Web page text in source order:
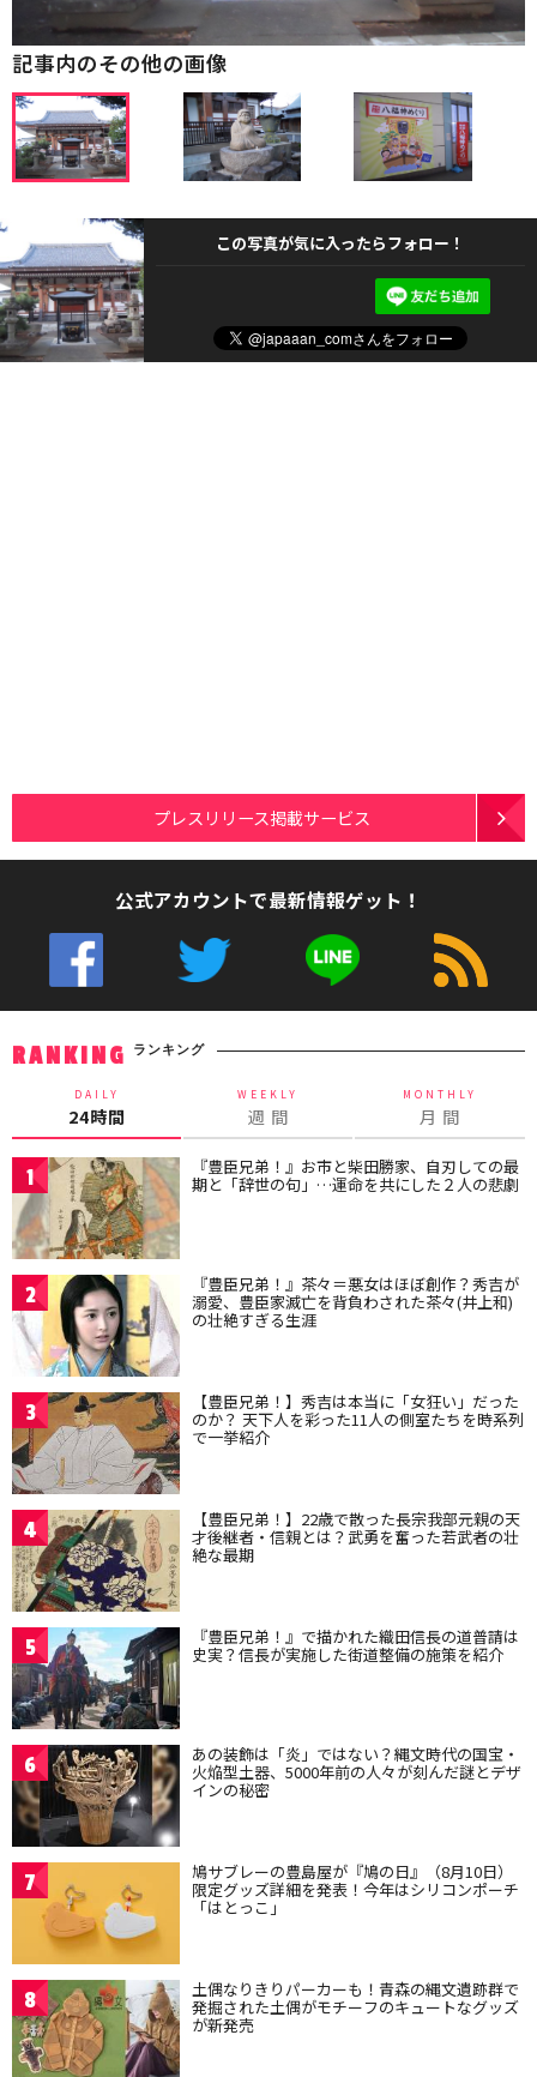
記事内のその他の画像
この写真が気に入ったらフォロー！
プレスリリース掲載サービス
公式アカウントで最新情報ゲット！
RANKING ランキング
DAILY
24時間
WEEKLY
週 間
MONTHLY
月 間
1 『豊臣兄弟！』お市と柴田勝家、自刃しての最
期と「辞世の句」…運命を共にした２人の悲劇
2 『豊臣兄弟！』茶々＝悪女はほぼ創作？秀吉が
溺愛、豊臣家滅亡を背負わされた茶々(井上和)
の壮絶すぎる生涯
3 【豊臣兄弟！】秀吉は本当に「女狂い」だった
のか？ 天下人を彩った11人の側室たちを時系列
で一挙紹介
4 【豊臣兄弟！】22歳で散った長宗我部元親の天
才後継者・信親とは？武勇を奮った若武者の壮
絶な最期
5 『豊臣兄弟！』で描かれた織田信長の道普請は
史実？信長が実施した街道整備の施策を紹介
6 あの装飾は「炎」ではない？縄文時代の国宝・
火焔型土器、5000年前の人々が刻んだ謎とデザ
インの秘密
7 鳩サブレーの豊島屋が『鳩の日』（8月10日）
限定グッズ詳細を発表！今年はシリコンポーチ
「はとっこ」
8 土偶なりきりパーカーも！青森の縄文遺跡群で
発掘された土偶がモチーフのキュートなグッズ
が新発売